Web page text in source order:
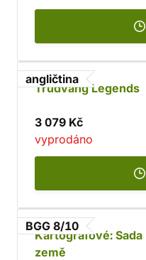
angličtina
Trudvang Legends
3 079 Kč
vyprodáno
BGG 8/10
Kartografové:
země